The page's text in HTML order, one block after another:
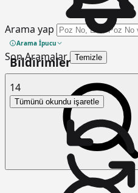
Arama yap
Arama İpucu
Son Aramalar Temizle
Bildirimler
14
Tümünü okundu işaretle